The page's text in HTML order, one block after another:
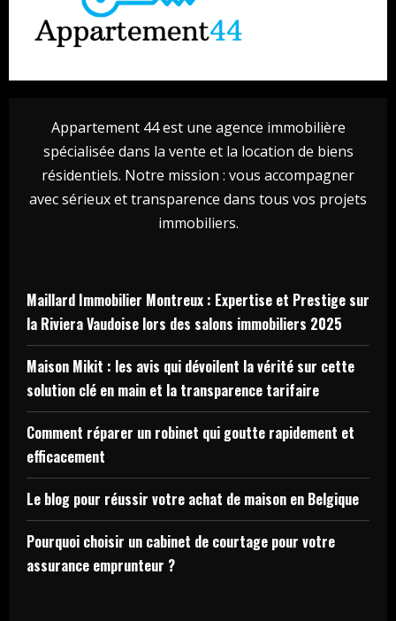
Appartement 44 est une agence immobilière
spécialisée dans la vente et la location de biens
résidentiels. Notre mission : vous accompagner
avec sérieux et transparence dans tous vos projets
immobiliers.
Maillard Immobilier Montreux : Expertise et Prestige sur
la Riviera Vaudoise lors des salons immobiliers 2025
Maison Mikit : les avis qui dévoilent la vérité sur cette
solution clé en main et la transparence tarifaire
Comment réparer un robinet qui goutte rapidement et
efficacement
Le blog pour réussir votre achat de maison en Belgique
Pourquoi choisir un cabinet de courtage pour votre
assurance emprunteur ?